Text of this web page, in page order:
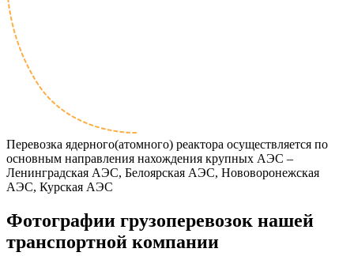
Перевозка ядерного(атомного) реактора осуществляется по
основным направления нахождения крупных АЭС –
Ленинградская АЭС, Белоярская АЭС, Нововоронежская
АЭС, Курская АЭС
Фотографии грузоперевозок нашей
транспортной компании